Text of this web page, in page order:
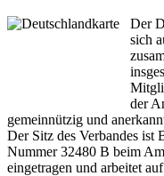
Der
sich
der
gemeinnützig und
Der Sitz des Verbandes ist
Nummer 32480 B beim
eingetragen und arbeitet